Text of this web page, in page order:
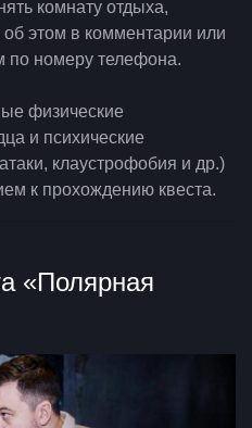
комнату отдыха,
этом в комментарии или
по номеру телефона.
физические
и психические
клаустрофобия и др.)
к прохождению квеста.
«Полярная